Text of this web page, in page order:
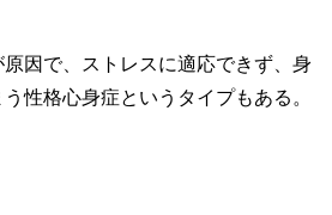
因で、ストレスに適応できず、身
性格心身症というタイプもある。